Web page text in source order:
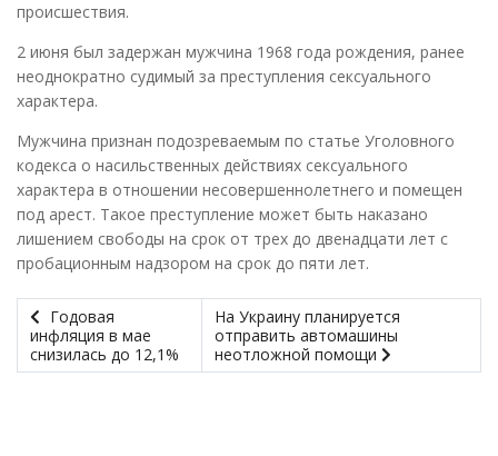
происшествия.
2 июня был задержан мужчина 1968 года рождения, ранее
неоднократно судимый за преступления сексуального
характера.
Мужчина признан подозреваемым по статье Уголовного
кодекса о насильственных действиях сексуального
характера в отношении несовершеннолетнего и помещен
под арест. Такое преступление может быть наказано
лишением свободы на срок от трех до двенадцати лет с
пробационным надзором на срок до пяти лет.
Годовая
инфляция в мае
снизилась до 12,1%
На Украину планируется
отправить автомашины
неотложной помощи